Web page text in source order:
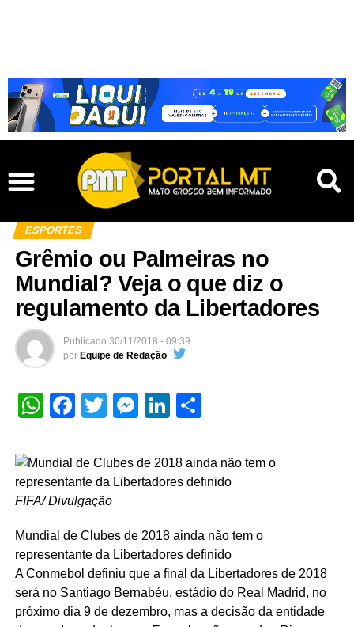
ESPORTES
Grêmio ou Palmeiras no
Mundial? Veja o que diz o
regulamento da Libertadores
Publicado 30/11/2018 - 09:39
por Equipe de Redação
WhatsApp
Facebook
TwitterMessenger
LinkedIn
FIFA/ Divulgação
Mundial de Clubes de 2018 ainda não tem o
representante da Libertadores definido
A Conmebol definiu que a final da Libertadores de 2018
será no Santiago Bernabéu, estádio do Real Madrid, no
próximo dia 9 de dezembro, mas a decisão da entidade